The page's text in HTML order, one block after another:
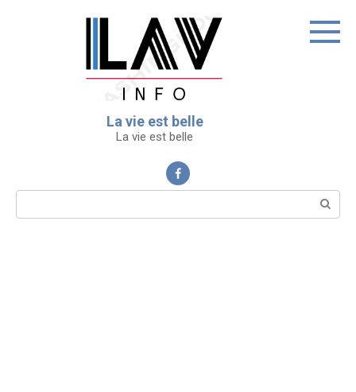
La vie est belle
La vie est belle
Поиск: